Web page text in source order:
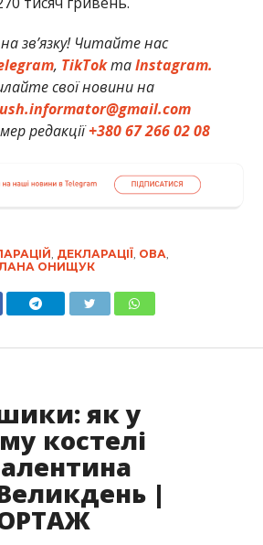
зв’язку! Читайте нас
, TikTokтаInstagram.
свої новини на
редакції+380 67 266 02 08
, ДЕКЛАРАЦІЇ, ОВА,
ОНИЩУК
як у
костелі
|